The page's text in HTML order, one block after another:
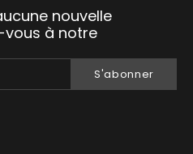
nouvelle
vous à notre
S'abonner